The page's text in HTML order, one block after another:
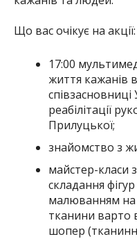
Що вас очікує на акції:
17:00
життя кажанів
реабілітації
Прилуцької;
знайомство з
майстер-класи
складання
малюванням на
тканини варто
шопер